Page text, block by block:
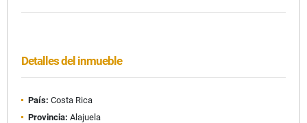
Detalles del inmueble
País: Costa Rica
Provincia: Alajuela